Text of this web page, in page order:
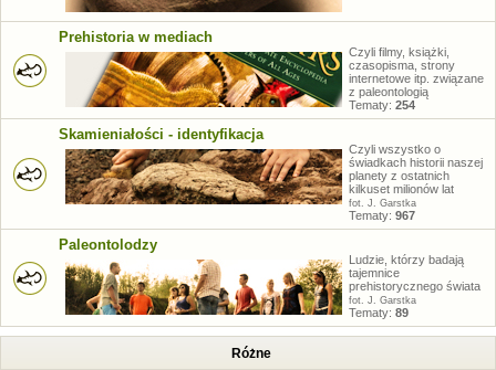
Prehistoria w mediach
Czyli filmy, książki,
czasopisma, strony
internetowe itp. związane
z paleontologią
Tematy: 254
Skamieniałości - identyfikacja
Czyli wszystko o
świadkach historii naszej
planety z ostatnich
kilkuset milionów lat
fot. J. Garstka
Tematy: 967
Paleontolodzy
Ludzie, którzy badają
tajemnice
prehistorycznego świata
fot. J. Garstka
Tematy: 89
Różne